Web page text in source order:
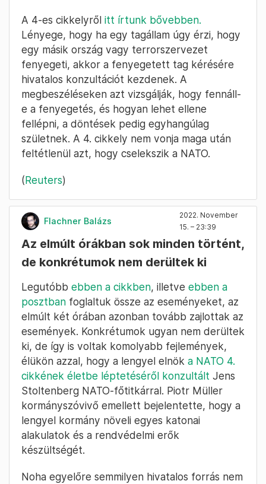
A 4-es cikkelyről itt írtunk bővebben.
Lényege, hogy ha egy tagállam úgy érzi, hogy
egy másik ország vagy terrorszervezet
fenyegeti, akkor a fenyegetett tag kérésére
hivatalos konzultációt kezdenek. A
megbeszéléseken azt vizsgálják, hogy fennáll-
e a fenyegetés, és hogyan lehet ellene
fellépni, a döntések pedig egyhangúlag
születnek. A 4. cikkely nem vonja maga után
feltétlenül azt, hogy cselekszik a NATO.
(Reuters)
Flachner Balázs
2022. November
15. – 23:39
Az elmúlt órákban sok minden történt,
de konkrétumok nem derültek ki
Legutóbb ebben a cikkben, illetve ebben a
posztban foglaltuk össze az eseményeket, az
elmúlt két órában azonban tovább zajlottak az
események. Konkrétumok ugyan nem derültek
ki, de így is voltak komolyabb fejlemények,
élükön azzal, hogy a lengyel elnök a NATO 4.
cikkének életbe léptetéséről konzultált Jens
Stoltenberg NATO-főtitkárral. Piotr Müller
kormányszóvivő emellett bejelentette, hogy a
lengyel kormány növeli egyes katonai
alakulatok és a rendvédelmi erők
készültségét.
Noha egyelőre semmilyen hivatalos forrás nem